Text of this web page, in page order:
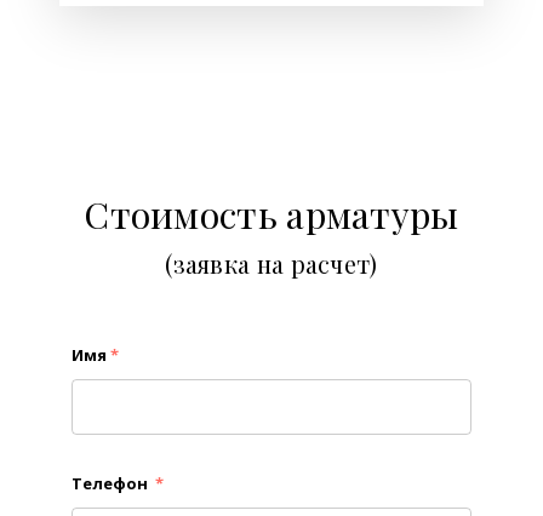
Стоимость арматуры
(заявка на расчет)
Имя *
Телефон *